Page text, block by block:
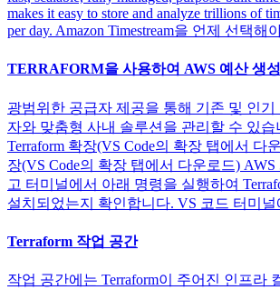
makes it easy to store and analyze trillions of
per day. Amazon Timestream을 언제 선택해
TERRAFORM을 사용하여 AWS 예산 생성
광범위한 공급자 제공을 통해 기존 및 인기
자와 맞춤형 사내 솔루션을 관리할 수 있습
Terraform 확장(VS Code의 확장 탭에서 다
장(VS Code의 확장 탭에서 다운로드)
고 터미널에서 아래 명령을 실행하여
설치되었는지 확인합니다. VS 코드 터미널
Terraform 작업 공간
작업 공간에는 Terraform이 주어진 인프라